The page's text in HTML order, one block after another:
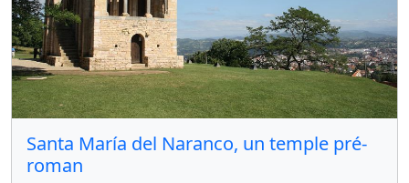
Santa María del Naranco, un temple pré-
roman